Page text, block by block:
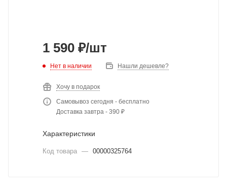
1 590 ₽/шт
Нет в наличии Нашли дешевле?
Хочу в подарок
Самовывоз сегодня - бесплатно
Доставка завтра - 390 ₽
Характеристики
Код товара — 00000325764